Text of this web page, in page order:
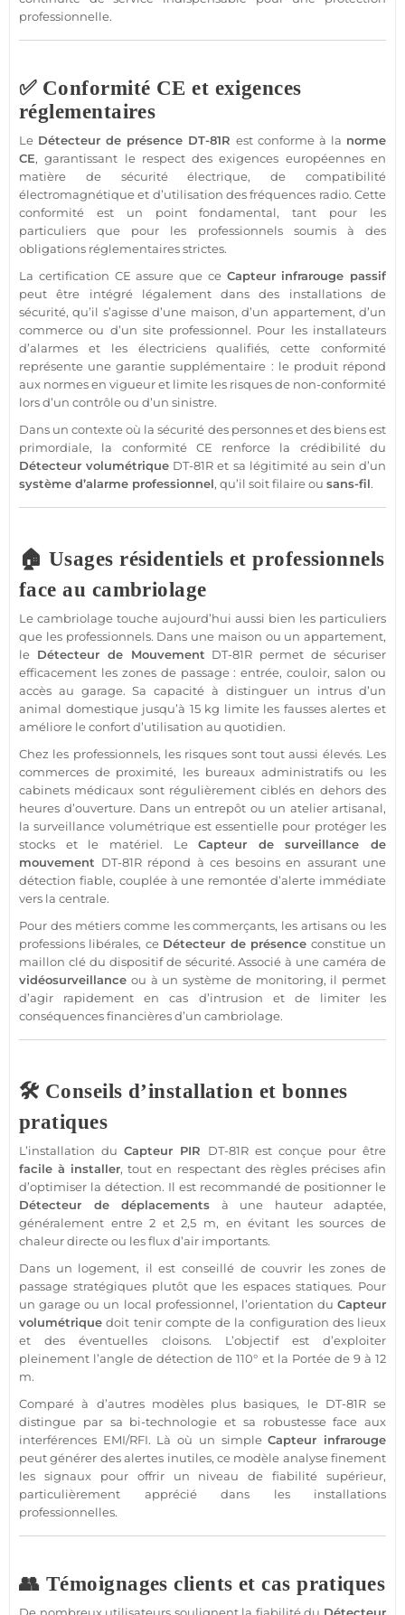
professionnelle.
✅ Conformité CE et exigences
réglementaires
Le Détecteur de présence DT-81R est conforme à la norme
CE, garantissant le respect des exigences européennes en
matière de sécuritéélectrique, de compatibilité
électromagnétique et d’utilisation des fréquences radio. Cette
conformité est un point fondamental, tant pour les
particuliers que pour les professionnels soumis à des
obligations réglementaires strictes.
La certification CE assure que ce Capteur infrarouge passif
peut être intégré légalement dans des installations de
sécurité, qu’il s’agisse d’une maison, d’un appartement, d’un
commerce ou d’un site professionnel. Pour les installateurs
d’alarmes et les électriciens qualifiés, cette conformité
représente une garantie supplémentaire : le produit répond
aux normes en vigueur et limite les risques de non-conformité
lors d’un contrôle ou d’un sinistre.
Dans un contexte où lasécurité des personnes et des biens est
primordiale, la conformité CE renforce la crédibilité du
Détecteur volumétrique DT-81R et sa légitimité au sein d’un
système d’alarme professionnel, qu’il soitfilaireou sans-fil.
🏠 Usages résidentiels et professionnels
face au cambriolage
Le cambriolage touche aujourd’hui aussi bien les particuliers
que les professionnels. Dans une maison ou un appartement,
le Détecteur de Mouvement DT-81R permet de sécuriser
efficacement les zones de passage : entrée, couloir, salon ou
accès au garage. Sa capacité à distinguer un intrus d’un
animal domestique jusqu’à 15 kg limite les fausses alertes et
améliore le confort d’utilisation au quotidien.
Chez les professionnels, les risques sont tout aussi élevés. Les
commerces de proximité, les bureauxadministratifs ou les
cabinets médicaux sont régulièrement ciblés en dehors des
heures d’ouverture. Dans un entrepôt ou un atelier artisanal,
lasurveillance volumétriqueest essentielle pour protégerles
stocks et le matériel. LeCapteur desurveillance de
mouvement DT-81Rrépond à ces besoins en assurant une
détection fiable, couplée à une remontée d’alerte immédiate
vers la centrale.
Pour des métiers comme les commerçants, les artisans ou les
professions libérales, ce Détecteur de présence constitue un
maillon clé du dispositif de sécurité. Associé à unecaméra de
vidéosurveillance ou à un système de monitoring, il permet
d’agir rapidement en cas d’intrusion et de limiter les
conséquences financières d’un cambriolage.
🛠️ Conseils d’installation et bonnes
pratiques
L’installation duCapteur PIR DT-81Rest conçue pour être
facile à installer, tout en respectant des règles précises afin
d’optimiser la détection. Il est recommandé de positionner le
Détecteur de déplacements à une hauteur adaptée,
généralement entre 2 et 2,5 m, en évitant les sources de
chaleur directe ou les flux d’air importants.
Dans un logement, il est conseillé de couvrir les zones de
passage stratégiques plutôt que les espaces statiques. Pour
ungarage ou un local professionnel, l’orientation du Capteur
volumétrique doit tenir compte de la configuration des lieux
et des éventuelles cloisons. L’objectif est d’exploiter
pleinement l’angle de détection de 110° et la Portéede 9 à 12
m.
Comparé à d’autres modèles plus basiques, le DT-81Rse
distingue par sa bi-technologie et sa robustesse face aux
interférences EMI/RFI. Là où un simpleCapteur infrarouge
peut générer des alertes inutiles, ce modèle analyse finement
les signaux pour offrir un niveau de fiabilité supérieur,
particulièrement apprécié dans les installations
professionnelles.
👥 Témoignages clients et cas pratiques